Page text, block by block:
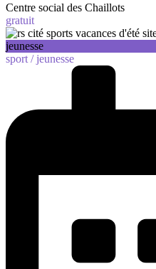
Centre social des Chaillots
gratuit
jeunesse
sport /jeunesse